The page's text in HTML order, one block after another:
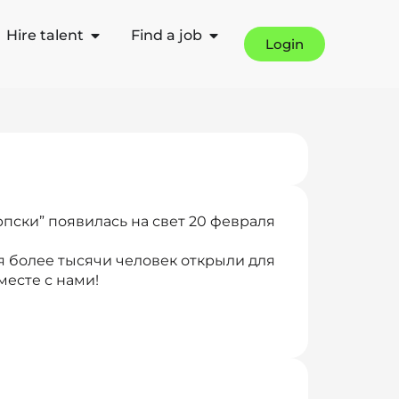
Hire talent Find a job
Login
появилась на свет 20 февраля
тысячи человек открыли для
с нами!